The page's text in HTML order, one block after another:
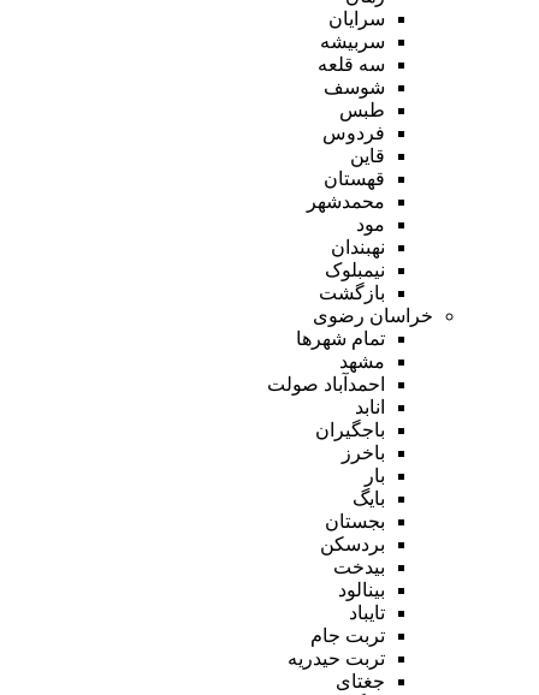
سرایان
سربیشه
سه قلعه
شوسف
طبس
فردوس
قاین
قهستان
محمدشهر
مود
نهبندان
نیمبلوک
بازگشت
خراسان رضوی
تمام شهر‌ها
مشهد
احمدآباد صولت
انابد
باجگیران
باخرز
بار
بایگ
بجستان
بردسکن
بیدخت
بینالود
تایباد
تربت جام
تربت حیدریه
جغتای